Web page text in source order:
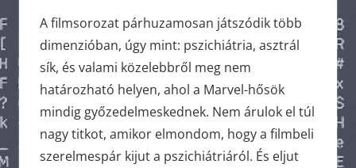
A filmsorozat párhuzamosan játszódik több
dimenzióban, úgy mint: pszichiátria, asztrál
sík, és valami közelebbről meg nem
határozható helyen, ahol a Marvel-hősök
mindig győzedelmeskednek. Nem árulok el túl
nagy titkot, amikor elmondom, hogy a filmbeli
szerelmespár kijut a pszichiátriáról. És eljut